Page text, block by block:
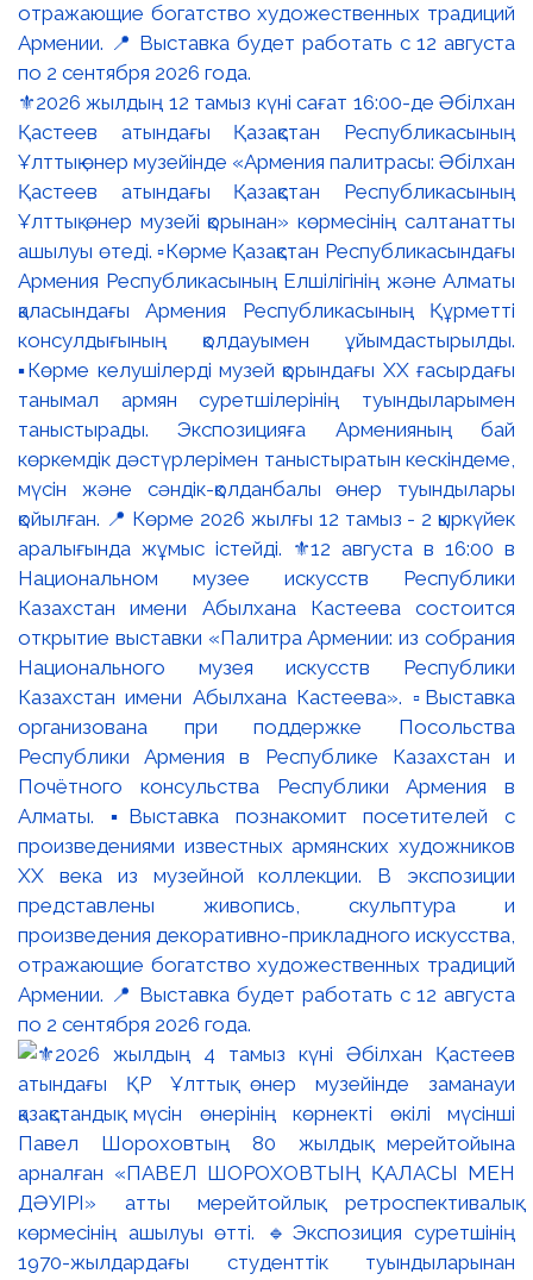
⚜️2026 жылдың 12 тамыз күні сағат 16:00-де Әбілхан
Қастеев атындағы Қазақстан Республикасының
Ұлттық өнер музейінде «Армения палитрасы: Әбілхан
Қастеев атындағы Қазақстан Республикасының
Ұлттық өнер музейі қорынан» көрмесінің салтанатты
ашылуы өтеді. ▫️Көрме Қазақстан Республикасындағы
Армения Республикасының Елшілігінің және Алматы
қаласындағы Армения Республикасының Құрметті
консулдығының қолдауымен ұйымдастырылды.
▪️Көрме келушілерді музей қорындағы ХХ ғасырдағы
танымал армян суретшілерінің туындыларымен
таныстырады. Экспозицияға Арменияның бай
көркемдік дәстүрлерімен таныстыратын кескіндеме,
мүсін және сәндік-қолданбалы өнер туындылары
қойылған. 📍 Көрме 2026 жылғы 12 тамыз - 2 қыркүйек
аралығында жұмыс істейді. ⚜️12 августа в 16:00 в
Национальном музее искусств Республики
Казахстан имени Абылхана Кастеева состоится
открытие выставки «Палитра Армении: из собрания
Национального музея искусств Республики
Казахстан имени Абылхана Кастеева». ▫️Выставка
организована при поддержке Посольства
Республики Армения в Республике Казахстан и
Почётного консульства Республики Армения в
Алматы. ▪️Выставка познакомит посетителей с
произведениями известных армянских художников
XX века из музейной коллекции. В экспозиции
представлены живопись, скульптура и
произведения декоративно-прикладного искусства,
отражающие богатство художественных традиций
Армении. 📍 Выставка будет работать с 12 августа
по 2 сентября 2026 года.